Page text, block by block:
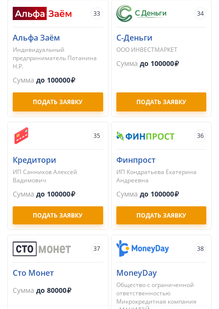
33
Альфа Заём
Индивидуальный
предприниматель Потанина
Н.Р.
Сумма до 100000
ПОДАТЬ ЗАЯВКУ
34
С-Деньги
ООО ИНВЕСТМАРКЕТ
Сумма до 100000
ПОДАТЬ ЗАЯВКУ
35
Кредитори
ИП Санников Алексей
Вадимович
Сумма до 100000
ПОДАТЬ ЗАЯВКУ
36
Финпрост
ИП Кондратьева Екатерина
Андреевна
Сумма до 100000
ПОДАТЬ ЗАЯВКУ
37
Сто Монет
Сумма до 80000
38
MoneyDay
Общество с ограниченной
ответственностью
Микрокредитная компания